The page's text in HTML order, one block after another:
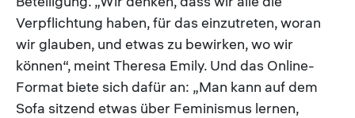
Verpflichtung haben, für das einzutreten, woran
wir glauben, und etwas zu bewirken, wo wir
können“, meint Theresa Emily. Und das Online-
Format biete sich dafür an: „Man kann auf dem
Sofa sitzend etwas über Feminismus lernen,